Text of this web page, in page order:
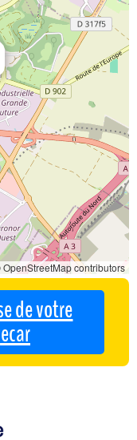
contributors
de votre